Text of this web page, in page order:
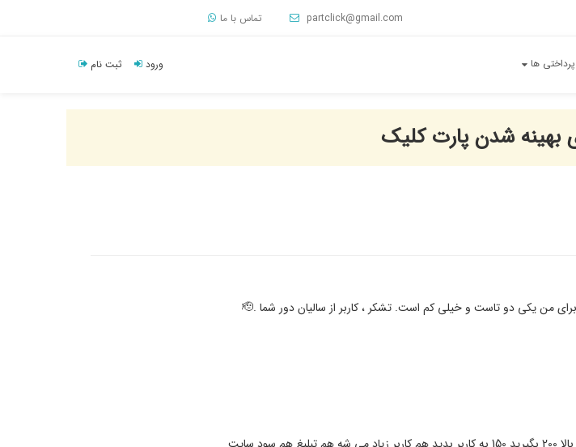
تماس با ما partclick@gmail.com
ثبت نام ورود ها
بهینه شدن پارت کلیک
من یکی دو تاست و خیلی کم است. تشکر ، کاربر از سالیان دور شما .🫡